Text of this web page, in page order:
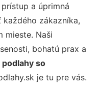
a úprimná
každého zákazníka,
mieste. Naši
bohatú prax a
podlahy so
je tu pre vás.